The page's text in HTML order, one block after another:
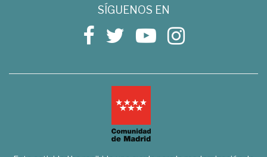
SÍGUENOS EN